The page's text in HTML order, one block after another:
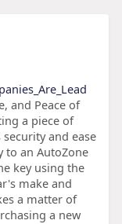
and Peace of
a piece of
and ease
to an AutoZone
key using the
make and
a matter of
a new